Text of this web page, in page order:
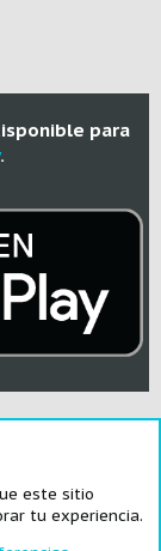
para
.
Ltd.
este sitio
tu experiencia.